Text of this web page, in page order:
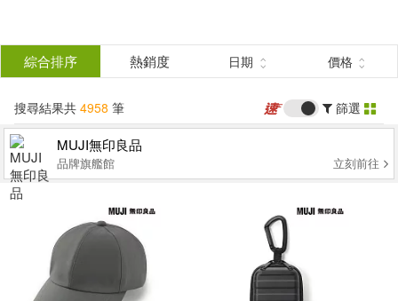
結
果
篩
分類 (單選)
所有商品(4958) 圖書(126)
影音(9) 雜誌(34)
美妝(12)
家居生活(158)
作者
綜合排序 熱銷度 日期 價格
搜尋結果共 4958 筆 篩選
MUJI無印良品
品牌旗艦館 立刻前往